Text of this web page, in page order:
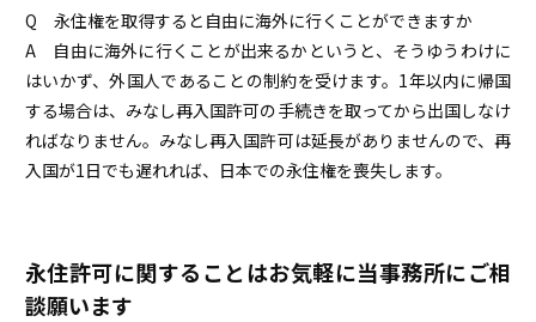
Q 永住権を取得すると自由に海外に行くことができますか
A 自由に海外に行くことが出来るかというと、そうゆうわけに
はいかず、外国人であることの制約を受けます。1年以内に帰国
する場合は、みなし再入国許可の手続きを取ってから出国しなけ
ればなりません。みなし再入国許可は延長がありませんので、再
入国が1日でも遅れれば、日本での永住権を喪失します。
永住許可に関することはお気軽に当事務所にご相
談願います